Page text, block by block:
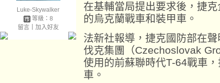
Luke-Skywalker
等級：8
留言｜ 加入好友
在基輔當局提出要求後，捷
的烏克蘭戰車和裝甲車。
法新社報導，捷克國防部在
伐克集團（Czechoslovak
使用的前蘇聯時代T-64戰車
車。